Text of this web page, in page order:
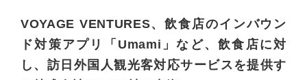
VOYAGE VENTURES、飲食店のインバウン
ド対策アプリ「Umami」など、飲食店に対
し、訪日外国人観光客対応サービスを提供す